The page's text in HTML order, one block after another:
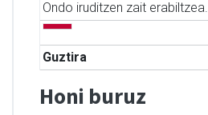
Ondo iruditzen zait erabiltzea.
Guztira
Honi buruz